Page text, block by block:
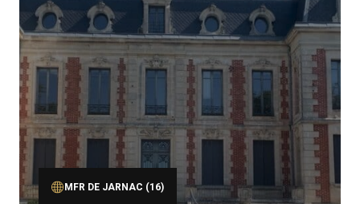
MFR DE JARNAC (16)